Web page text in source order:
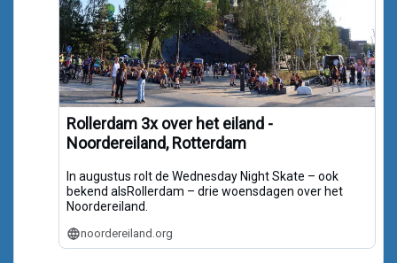
Rollerdam 3x over het eiland -
Noordereiland, Rotterdam
In augustus rolt de Wednesday Night Skate – ook
bekend alsRollerdam – drie woensdagen over het
Noordereiland.
noordereiland.org